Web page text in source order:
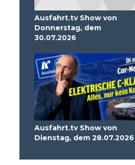
Ausfahrt.tv Show von
Donnerstag, dem
30.07.2026
Ausfahrt.tv Show von
Dienstag, dem 28.07.2026